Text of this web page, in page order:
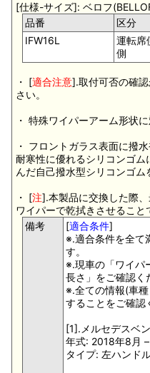
[仕様-サイズ]: ベロフ
品番
区分
IFW16L
運転席
側
・ [適合注意].取付可否の確
さい。
・ 特殊ワイパーアーム形状
・ フロントガラス表面に撥
耐寒性に優れるシリコンゴム
んだ自己撥水型シリコンゴム
・ [注].本製品に交換した際
ワイパーで乾拭きさせること
備考
[適合条件]
※.適合条件を全て
す。
※.現車の「ワイパ
長さ」をご確認く
※.全ての情報(車
することをご確認
[1].メルセデスベ
年式: 2018年8月
タイプ: 左ハンド